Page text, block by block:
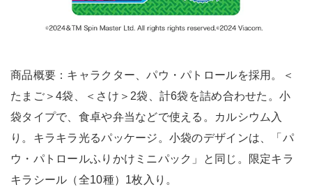
商品概要：キャラクター、パウ・パトロールを採用。＜
たまご＞4袋、＜さけ＞2袋、計6袋を詰め合わせた。小
袋タイプで、食卓や弁当などで使える。カルシウム入
り。キラキラ光るパッケージ。小袋のデザインは、「パ
ウ・パトロールふりかけミニパック」と同じ。限定キラ
キラシール（全10種）1枚入り。